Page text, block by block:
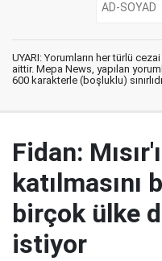
UYARI: Yorumların her türlü
aittir. Mepa News, yapılan
600 karakterle (boşluklu)
Fidan:
katılmasını
birçok ülke
istiyor